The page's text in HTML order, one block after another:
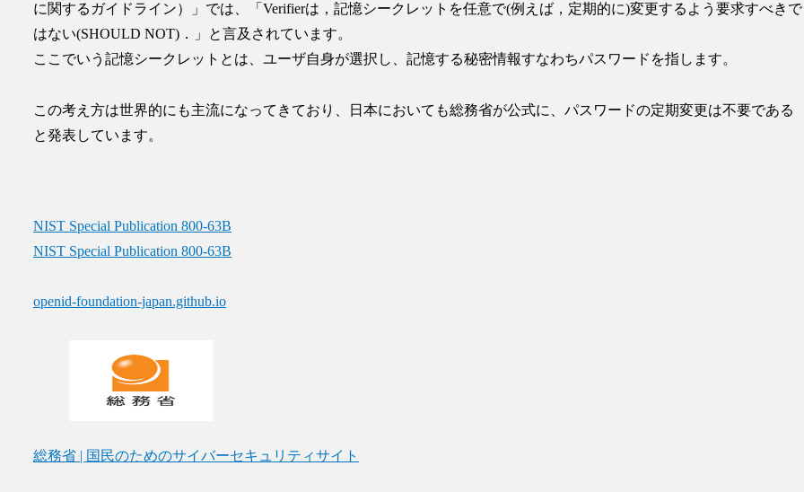
に関するガイドライン）」では、「Verifierは，記憶シークレットを任意で(例えば，定期的に)変更するよう要求すべきで
はない(SHOULD NOT)．」と言及されています。
ここでいう 記憶シークレット とは、 ユーザ自身が選択し、記憶する秘密情報すなわちパスワード を指します。
この考え方は世界的にも主流になってきており、
日本においても総務省が公式に、パスワードの定期変更は不要である
と発表しています。
NIST Special Publication 800-63B
NIST Special Publication 800-63B
openid-foundation-japan.github.io
総務省 | 国民のためのサイバーセキュリティサイト